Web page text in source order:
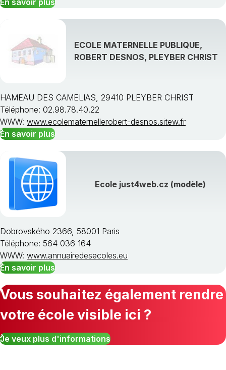
ECOLE MATERNELLE PUBLIQUE,
ROBERT DESNOS, PLEYBER CHRIST
HAMEAU DES CAMELIAS, 29410 PLEYBER CHRIST
Téléphone: 02.98.78.40.22
WWW: www.ecolematernellerobert-desnos.sitew.fr
En savoir plus
Ecole just4web.cz (modèle)
Dobrovského 2366, 58001 Paris
Téléphone: 564 036 164
WWW: www.annuairedesecoles.eu
En savoir plus
Vous souhaitez également rendre
votre école visible ici ?
Je veux plus d'informations